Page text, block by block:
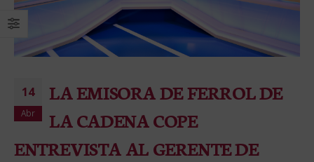
14
Abr
LA EMISORA DE FERROL DE
LA CADENA COPE
ENTREVISTA AL GERENTE DE